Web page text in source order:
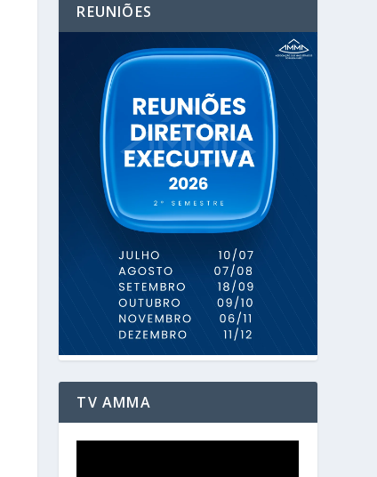
REUNIÕES
TV AMMA